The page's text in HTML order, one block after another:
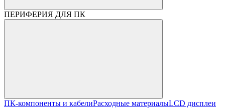
ПЕРИФЕРИЯ ДЛЯ ПК
ПК-компоненты и кабелиРасходные материалыLCD дисплеи